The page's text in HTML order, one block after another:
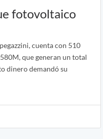
fotovoltaico
cuenta con 510
que generan un total
dinero demandó su